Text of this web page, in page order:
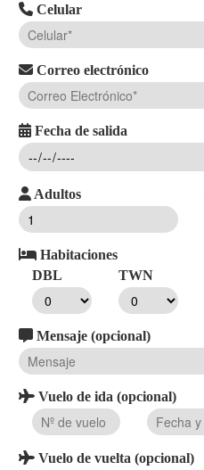
Celular
Correo electrónico
Fecha de salida
Adultos
Habitaciones
DBL
TWN
Mensaje (opcional)
Vuelo de ida (opcional)
Vuelo de vuelta (opcional)